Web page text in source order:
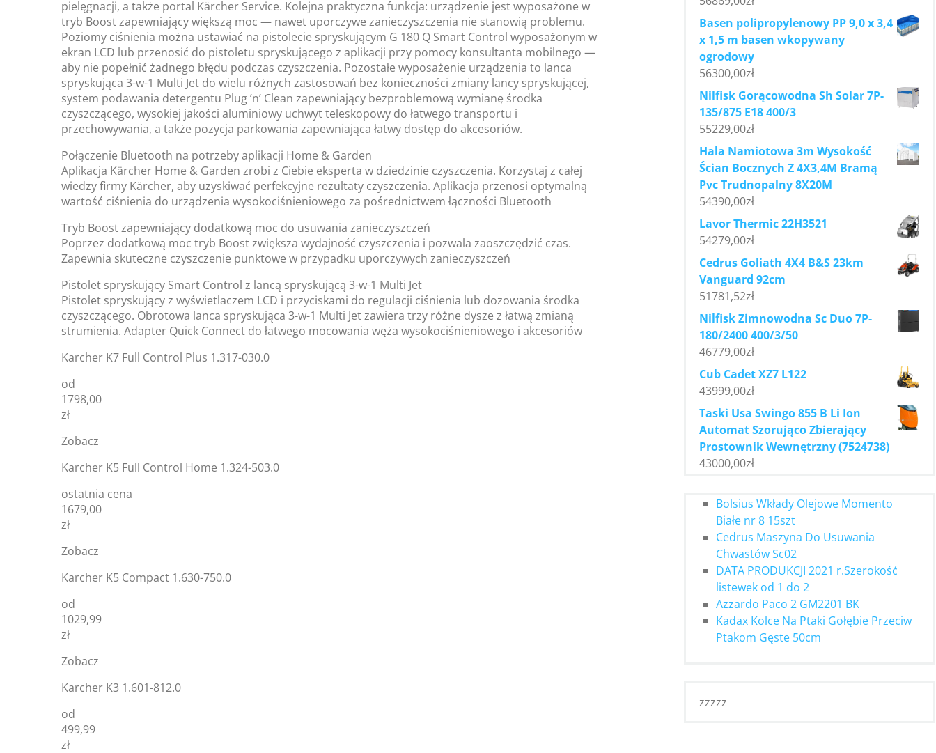
pielęgnacji, a także portal Kärcher Service. Kolejna praktyczna funkcja: urządzenie jest wyposażone w
tryb Boost zapewniający większą moc — nawet uporczywe zanieczyszczenia nie stanowią problemu.
Poziomy ciśnienia można ustawiać na pistolecie spryskującym G 180 Q Smart Control wyposażonym w
ekran LCD lub przenosić do pistoletu spryskującego z aplikacji przy pomocy konsultanta mobilnego —
aby nie popełnić żadnego błędu podczas czyszczenia. Pozostałe wyposażenie urządzenia to lanca
spryskująca 3-w-1 Multi Jet do wielu różnych zastosowań bez konieczności zmiany lancy spryskującej,
system podawania detergentu Plug ’n’ Clean zapewniający bezproblemową wymianę środka
czyszczącego, wysokiej jakości aluminiowy uchwyt teleskopowy do łatwego transportu i
przechowywania, a także pozycja parkowania zapewniająca łatwy dostęp do akcesoriów.
Połączenie Bluetooth na potrzeby aplikacji Home & Garden
Aplikacja Kärcher Home & Garden zrobi z Ciebie eksperta w dziedzinie czyszczenia. Korzystaj z całej
wiedzy firmy Kärcher, aby uzyskiwać perfekcyjne rezultaty czyszczenia. Aplikacja przenosi optymalną
wartość ciśnienia do urządzenia wysokociśnieniowego za pośrednictwem łączności Bluetooth
Tryb Boost zapewniający dodatkową moc do usuwania zanieczyszczeń
Poprzez dodatkową moc tryb Boost zwiększa wydajność czyszczenia i pozwala zaoszczędzić czas.
Zapewnia skuteczne czyszczenie punktowe w przypadku uporczywych zanieczyszczeń
Pistolet spryskujący Smart Control z lancą spryskującą 3-w-1 Multi Jet
Pistolet spryskujący z wyświetlaczem LCD i przyciskami do regulacji ciśnienia lub dozowania środka
czyszczącego. Obrotowa lanca spryskująca 3-w-1 Multi Jet zawiera trzy różne dysze z łatwą zmianą
strumienia. Adapter Quick Connect do łatwego mocowania węża wysokociśnieniowego i akcesoriów
Karcher K7 Full Control Plus 1.317-030.0
od
1798,00
zł
Zobacz
Karcher K5 Full Control Home 1.324-503.0
ostatnia cena
1679,00
zł
Zobacz
Karcher K5 Compact 1.630-750.0
od
1029,99
zł
Zobacz
Karcher K3 1.601-812.0
od
499,99
zł
Basen polipropylenowy PP 9,0 x 3,4
x 1,5 m basen wkopywany
ogrodowy
56300,00zł
Nilfisk Gorącowodna Sh Solar 7P-
135/875 E18 400/3
55229,00zł
Hala Namiotowa 3m Wysokość
Ścian Bocznych Z 4X3,4M Bramą
Pvc Trudnopalny 8X20M
54390,00zł
Lavor Thermic 22H3521
54279,00zł
Cedrus Goliath 4X4 B&S 23km
Vanguard 92cm
51781,52zł
Nilfisk Zimnowodna Sc Duo 7P-
180/2400 400/3/50
46779,00zł
Cub Cadet XZ7 L122
43999,00zł
Taski Usa Swingo 855 B Li Ion
Automat Szorująco Zbierający
Prostownik Wewnętrzny (7524738)
43000,00zł
Bolsius Wkłady Olejowe Momento
Białe nr 8 15szt
Cedrus Maszyna Do Usuwania
Chwastów Sc02
DATA PRODUKCJI 2021 r.Szerokość
listewek od 1 do 2
Azzardo Paco 2 GM2201 BK
Kadax Kolce Na Ptaki Gołębie Przeciw
Ptakom Gęste 50cm
zzzzz